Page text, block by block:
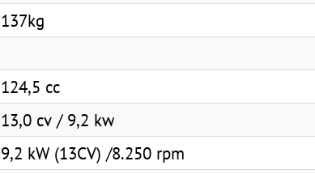
137kg
124,5 cc
13,0 cv / 9,2 kw
9,2 kW (13CV) /8.250 rpm